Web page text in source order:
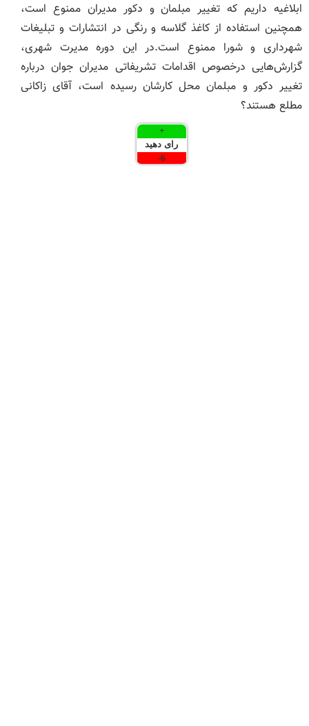
ابلاغیه داریم که تغییر مبلمان و دکور مدیران ممنوع است،
همچنین استفاده از کاغذ گلاسه و رنگی در انتشارات و تبلیغات
شهرداری و شورا ممنوع است.در این دوره مدیرت شهری،
گزارش‌هایی درخصوص اقدامات تشریفاتی مدیران جوان درباره
تغییر دکور و مبلمان محل کارشان رسیده است، آقای زاکانی
مطلع هستند؟
+
رای دهید
6
-